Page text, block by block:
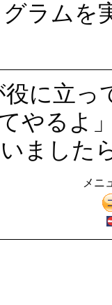
ラムを
に立
やるよ
ました
メニ